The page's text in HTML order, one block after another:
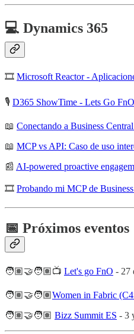
💻 Dynamics 365
🎞 Microsoft Reactor -
🎙️ D365 ShowTime - Lets Go
📖 Conectando a Business
📖 MCP vs API: Caso de uso
📰 AI-powered proactive
🎞 Probando mi MCP de
📅 Próximos eventos
🧑🏽‍🤝‍🧑🏽📺 Let's go FnO - 27
🧑🏽‍🤝‍🧑🏽Women in Fabric
🧑🏽‍🤝‍🧑🏽 Bizz Summit ES - 3